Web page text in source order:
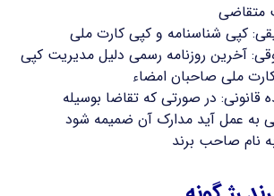
متقاضی
کپی شناسنامه و کپی کارت ملی
آخرین روزنامه رسمی دلیل مدیریت کپی
ملی صاحبان امضاء
قانونی: در صورتی که تقاضا بوسیله
به عمل آید مدارک آن ضمیمه شود
نام صاحب برند